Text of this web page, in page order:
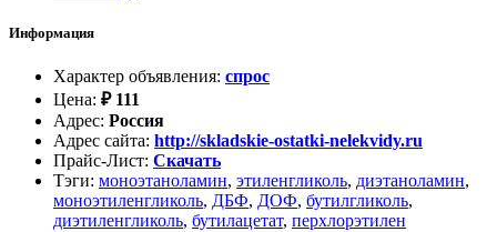
Информация
Характер объявления: спрос
Цена: ₽111
Адрес: Россия
Адрес сайта: http://skladskie-ostatki-nelekvidy.ru
Прайс-Лист: Скачать
Тэги: моноэтаноламин, этиленгликоль, диэтаноламин,
моноэтиленгликоль, ДБФ, ДОФ, бутилгликоль,
диэтиленгликоль, бутилацетат, перхлорэтилен